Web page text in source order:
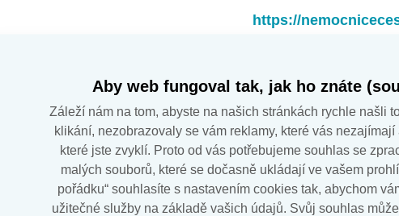
https://
Aby web fungoval tak, jak ho znáte
Záleží nám na tom, abyste na našich stránkách rychle našli
klikání, nezobrazovaly se vám reklamy, které vás
které jste zvyklí. Proto od vás potřebujeme souhlas se
malých souborů, které se dočasně ukládají ve vašem
pořádku“ souhlasíte s nastavením cookies tak, abychom
užitečné služby na základě vašich údajů. Svůj souhlas